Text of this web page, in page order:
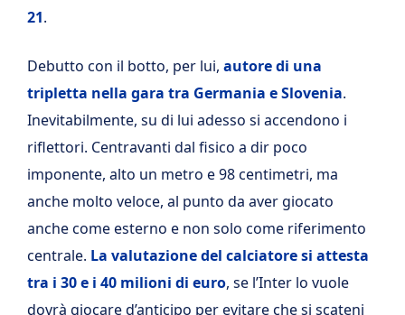
21.
Debutto con il botto, per lui, autore di una
tripletta nella gara tra Germania e Slovenia.
Inevitabilmente, su di lui adesso si accendono i
riflettori. Centravanti dal fisico a dir poco
imponente, alto un metro e 98 centimetri, ma
anche molto veloce, al punto da aver giocato
anche come esterno e non solo come riferimento
centrale. La valutazione del calciatore si attesta
tra i 30 e i 40 milioni di euro, se l’Inter lo vuole
dovrà giocare d’anticipo per evitare che si scateni